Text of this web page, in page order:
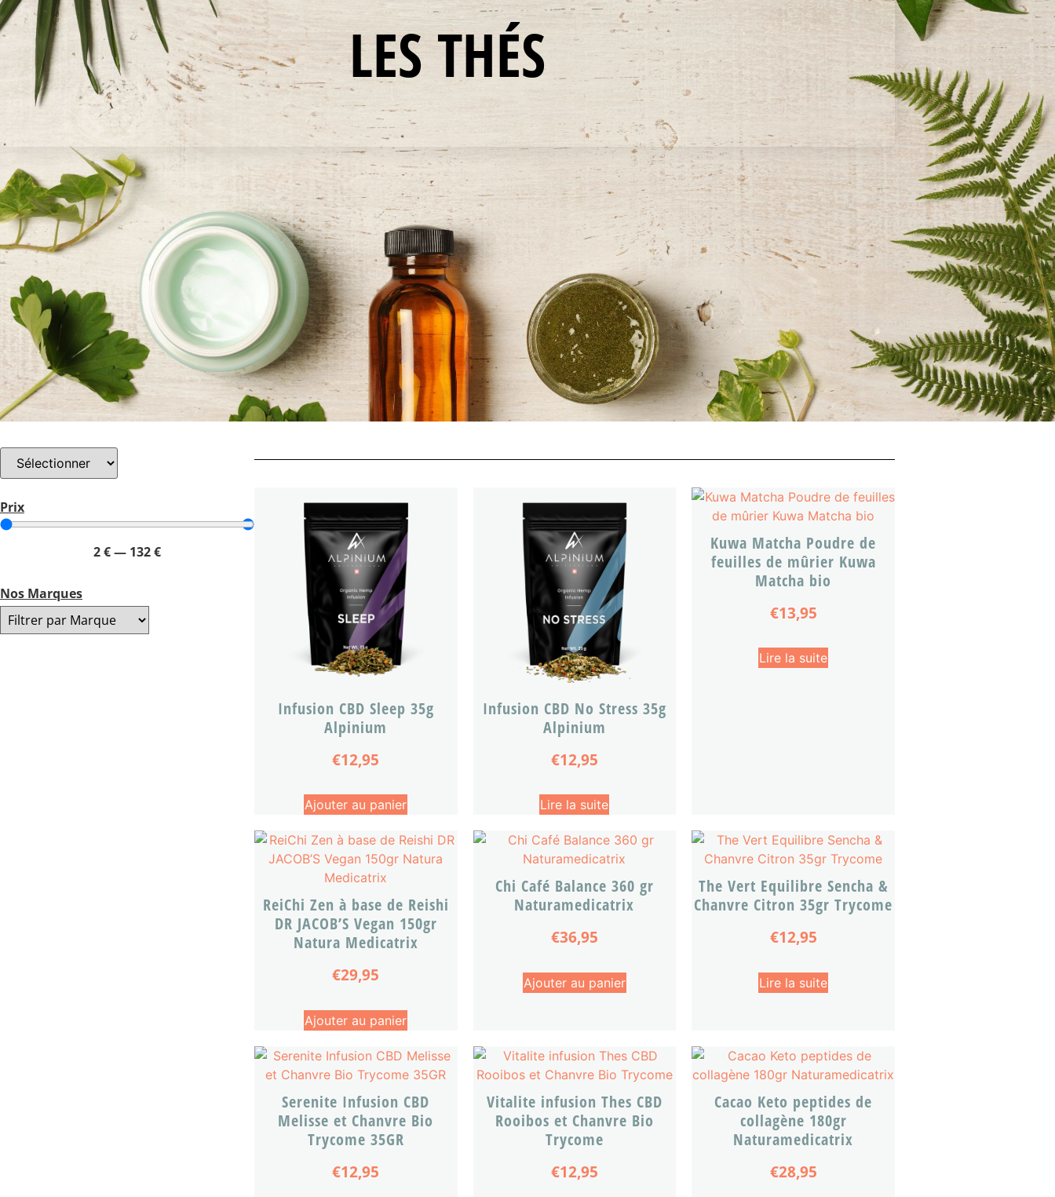
LES THÉS
Prix
2€— 132€
Nos Marques
Infusion CBD Sleep 35g
Alpinium
€12,95
Ajouter au panier
Infusion CBD No Stress 35g
Alpinium
€12,95
Lire la suite
Kuwa Matcha Poudre de
feuilles de mûrier Kuwa
Matcha bio
€13,95
Lire la suite
ReiChi Zen à base de Reishi
DR JACOB’S Vegan 150gr
Natura Medicatrix
€29,95
Ajouter au panier
Chi Café Balance 360 gr
Naturamedicatrix
€36,95
Ajouter au panier
The Vert Equilibre Sencha &
Chanvre Citron 35gr Trycome
€12,95
Lire la suite
Serenite Infusion CBD
Melisse et Chanvre Bio
Trycome 35GR
€12,95
Vitalite infusion Thes CBD
Rooibos et Chanvre Bio
Trycome
€12,95
Cacao Keto peptides de
collagène 180gr
Naturamedicatrix
€28,95